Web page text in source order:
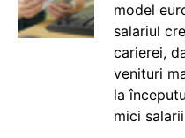
model
salariul
carierei,
venituri
la
mici salarii